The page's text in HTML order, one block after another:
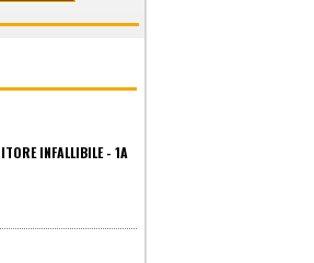
INFALLIBILE - 1A